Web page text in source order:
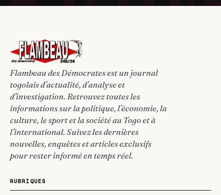
Flambeau des Démocrates est un journal
togolais d’actualité, d’analyse et
d’investigation. Retrouvez toutes les
informations sur la politique, l’économie, la
culture, le sport et la société au Togo et à
l’international. Suivez les dernières
nouvelles, enquêtes et articles exclusifs
pour rester informé en temps réel.
RUBRIQUES